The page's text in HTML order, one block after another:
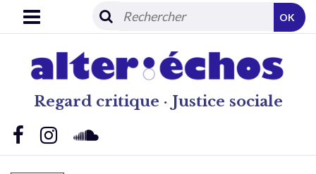
Regard critique · Justice sociale
OK